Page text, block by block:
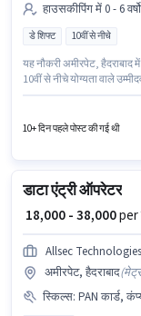
हाउसकीपिंग में 0 - 6
डे शिफ्ट 10वीं से नीचे
यह नौकरी अमीरपेट,
10वीं से नीचे योग्यता वाले
हाउसकीपिंग श्रेणी में Wall
10+ दिन पहले पोस्ट की गई थी
डाटा एंट्री ऑपरेटर
₹ 18,000 - 38,000per
Allsec Technologies
अमीरपेट, हैदराबाद(
स्किल्स: PAN कार्ड,